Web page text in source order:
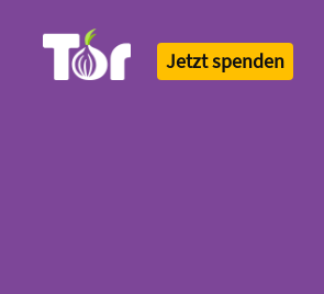
Jetzt spenden